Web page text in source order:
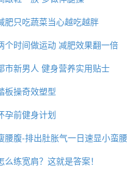
肥只吃蔬菜当心越吃越胖
个时间做运动 减肥效果翻一倍
市新男人 健身营养实用贴士
板操奇效塑型
孕前健身计划
腰腹-排出肚胀气一日速显小蛮腰
么练宽肩？这就是答案！